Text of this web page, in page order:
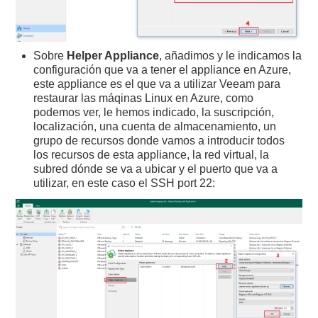
Sobre Helper Appliance, añadimos y le indicamos la
configuración que va a tener el appliance en Azure,
este appliance es el que va a utilizar Veeam para
restaurar las máqinas Linux en Azure, como
podemos ver, le hemos indicado, la suscripción,
localización, una cuenta de almacenamiento, un
grupo de recursos donde vamos a introducir todos
los recursos de esta appliance, la red virtual, la
subred dónde se va a ubicar y el puerto que va a
utilizar, en este caso el SSH port 22: